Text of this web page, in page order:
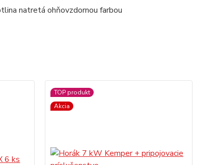
TOP produkt
Akcia